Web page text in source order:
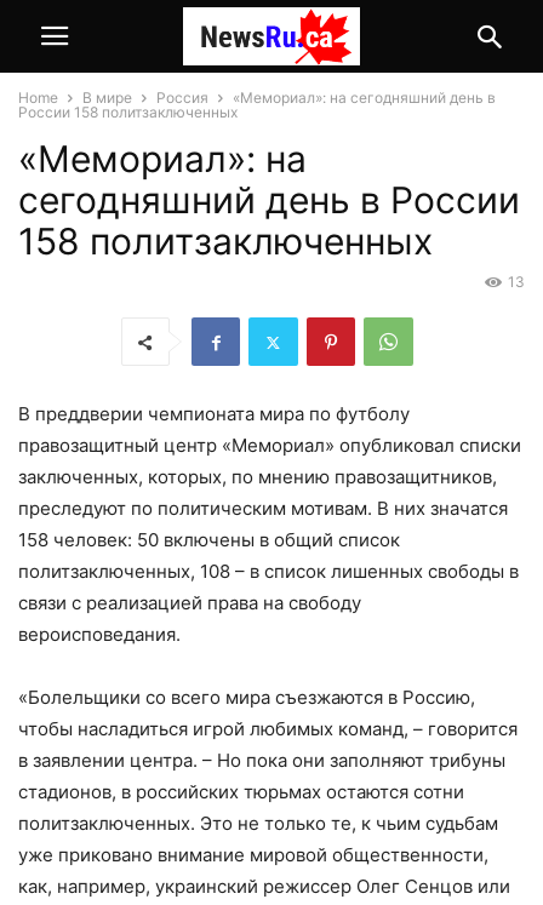
Home В мире Россия
«Мемориал»: на сегодняшний день в
России 158 политзаключенных
«Мемориал»: на
сегодняшний день в России
158 политзаключенных
13
В преддверии чемпионата мира по футболу
правозащитный центр «Мемориал» опубликовал списки
заключенных, которых, по мнению правозащитников,
преследуют по политическим мотивам. В них значатся
158 человек: 50 включены в общий список
политзаключенных, 108 – в список лишенных свободы в
связи с реализацией права на свободу
вероисповедания.
«Болельщики со всего мира съезжаются в Россию,
чтобы насладиться игрой любимых команд, – говорится
в заявлении центра. – Но пока они заполняют трибуны
стадионов, в российских тюрьмах остаются сотни
политзаключенных. Это не только те, к чьим судьбам
уже приковано внимание мировой общественности,
как, например, украинский режиссер Олег Сенцов или